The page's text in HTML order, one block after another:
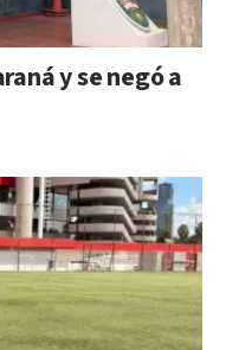
y se negó a